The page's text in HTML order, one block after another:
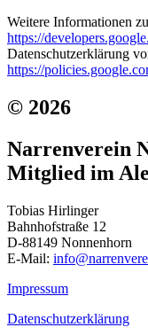
Weitere Informationen
https://
Datenschutzerklärung
https://
© 2026
Narrenverein
Mitglied im
Tobias Hirlinger
Bahnhofstraße 12
D-88149 Nonnenhorn
E-Mail:
Impressum
Datenschutzerklärung